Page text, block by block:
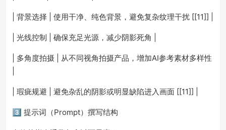
| 背景选择 | 使用干净、纯色背景，避免复杂纹理干扰 [[11]] |
| 光线控制 | 确保充足光源，减少阴影死角 |
| 多角度拍摄 | 从不同视角拍摄产品，增加AI参考素材多样性
| 瑕疵规避 | 避免杂乱的阴影或明显缺陷进入画面 [[11]] |
3️⃣ 提示词（Prompt）撰写结构